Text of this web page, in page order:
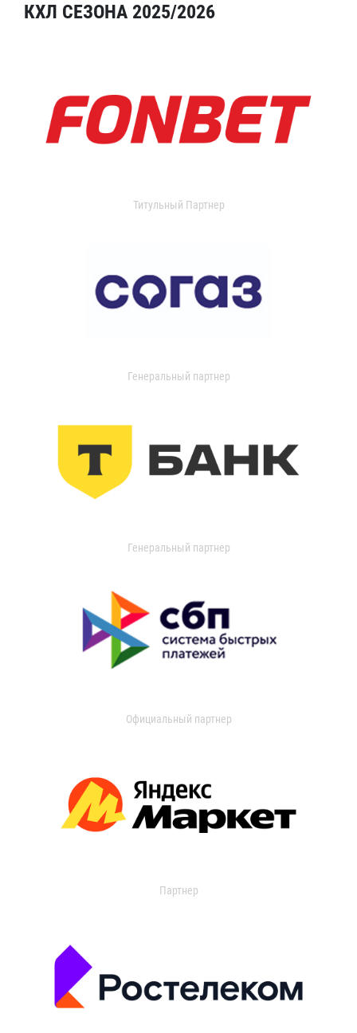
КХЛ СЕЗОНА 2025/2026
Титульный Партнер
Генеральный партнер
Генеральный партнер
Официальный партнер
Партнер